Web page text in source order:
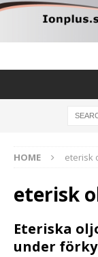
HOME eterisk
eterisk
Eteriska
under